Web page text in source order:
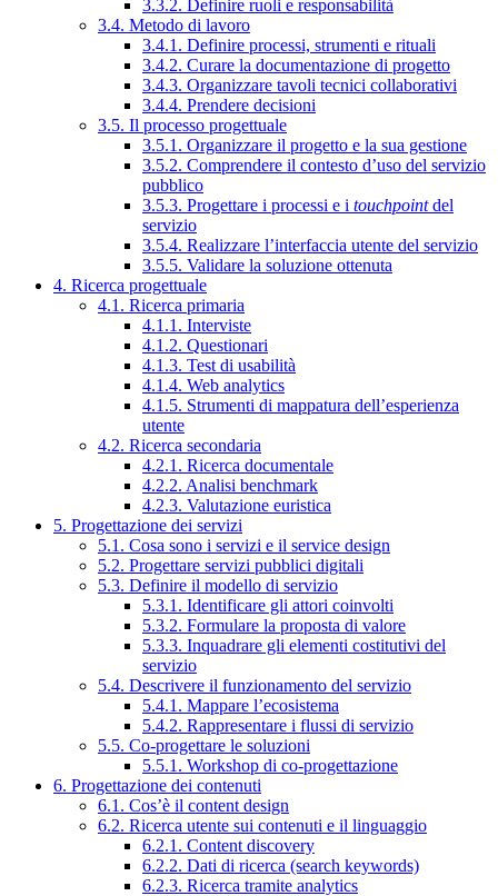
3.3.2. Definire ruoli e responsabilità
3.4. Metodo di lavoro
3.4.1. Definire processi, strumenti e rituali
3.4.2. Curare la documentazione di progetto
3.4.3. Organizzare tavoli tecnici collaborativi
3.4.4. Prendere decisioni
3.5. Il processo progettuale
3.5.1. Organizzare il progetto e la sua gestione
3.5.2. Comprendere il contesto d’uso del servizio
pubblico
3.5.3. Progettare i processi e i touchpointdel
servizio
3.5.4. Realizzare l’interfaccia utente del servizio
3.5.5. Validare la soluzione ottenuta
4. Ricerca progettuale
4.1. Ricerca primaria
4.1.1. Interviste
4.1.2. Questionari
4.1.3. Test di usabilità
4.1.4. Web analytics
4.1.5. Strumenti di mappatura dell’esperienza
utente
4.2. Ricerca secondaria
4.2.1. Ricerca documentale
4.2.2. Analisi benchmark
4.2.3. Valutazione euristica
5. Progettazione dei servizi
5.1. Cosa sono i servizi e il service design
5.2. Progettare servizi pubblici digitali
5.3. Definire il modello di servizio
5.3.1. Identificare gli attori coinvolti
5.3.2. Formulare la proposta di valore
5.3.3. Inquadrare gli elementi costitutivi del
servizio
5.4. Descrivere il funzionamento del servizio
5.4.1. Mappare l’ecosistema
5.4.2. Rappresentare i flussi di servizio
5.5. Co-progettare le soluzioni
5.5.1. Workshop di co-progettazione
6. Progettazione dei contenuti
6.1. Cos’è il content design
6.2. Ricerca utente sui contenuti e il linguaggio
6.2.1. Content discovery
6.2.2. Dati di ricerca (search keywords)
6.2.3. Ricerca tramite analytics